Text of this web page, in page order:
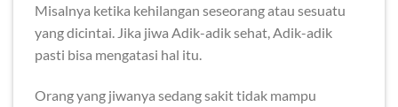
Misalnya ketika kehilangan seseorang atau sesuatu
yang dicintai. Jika jiwa Adik-adik sehat, Adik-adik
pasti bisa mengatasi hal itu.
Orang yang jiwanya sedang sakit tidak mampu